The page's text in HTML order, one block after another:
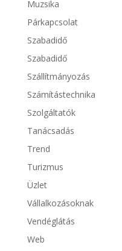
Muzsika
Párkapcsolat
Szabadidő
Szabadidő
Szállítmányozás
Számítástechnika
Szolgáltatók
Tanácsadás
Trend
Turizmus
Üzlet
Vállalkozásoknak
Vendéglátás
Web